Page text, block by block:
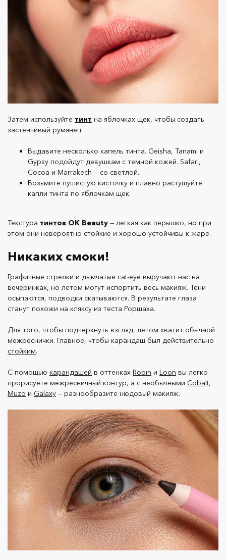
Для того, чтобы подчеркнуть взгляд, летом хватит
обычной межреснички. Главное, чтобы карандаш был
действительно
стойким.
С помощью карандашейв оттенках Robin и
легко прорисуете межресничный контур, а с
необычными
Cobalt Muzoи
— разнообразите
нюдовый макияж.
Все карандаши обладают суперстойкой текстурой
плавно скользят, легко растушевываются и не
такой подарок!
Почти все туши размазываются или скатываются в
течение дня. В жару это происходит еще быстрее.
Если вы не хотите стать похожей на панду, обратите
каждой ресницы пленку, которая растворяется лишь
теплой водой. Термостойкие туши не дают такого
объема как обычные. Но это можно исправить.
Чтобы получить все плюсы объемной и
термостойкой туши, комбинируйте их. Прокрасьте
ресницы сначала первой, а затем — второй. Ресницы
станут пышными и останутся такими до конца дня.
Жидкий хайлайтер вместо
сухого
Хайлайтеры придают естественному макияжу шарм,
Затем используйте тинт на яблочках щек, чтобы создать
застенчивый румянец.
Выдавите несколько капель тинта. Geisha, Tanami и
Gypsy подойдут девушкам с темной кожей. Safari,
Cocoa и Marrakech — cо светлой.
Возьмите пушистую кисточку и плавно растушуйте
капли тинта по яблочкам щек.
Текстура тинтов OK Beauty — легкая как перышко, но при
этом они невероятно стойкие и хорошо устойчивы к жаре.
Никаких смоки!
Графичные стрелки и дымчатые cat-eye выручают нас на
вечеринках, но летом могут испортить весь макияж. Тени
осыпаются, подводки скатываются. В результате глаза
станут похожи на кляксу из теста Роршаха.
Для того, чтобы подчеркнуть взгляд, летом хватит обычной
межреснички. Главное, чтобы карандаш был действительно
стойким.
С помощью карандашей в оттенках Robin и Loon вы легко
прорисуете межресничный контур, а с необычными Cobalt,
Muzo и Galaxy — разнообразите нюдовый макияж.